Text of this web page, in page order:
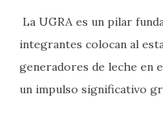
La UGRA es un pilar
integrantes colocan al
generadores de leche en
un impulso significativo